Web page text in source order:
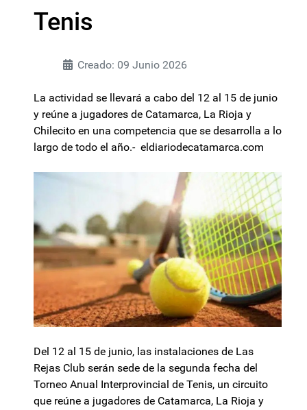
Tenis
Creado: 09 Junio 2026
La actividad se llevará a cabo del 12 al 15 de junio
y reúne a jugadores de Catamarca, La Rioja y
Chilecito en una competencia que se desarrolla a lo
largo de todo el año.- eldiariodecatamarca.com
Del 12 al 15 de junio, las instalaciones de Las
Rejas Club serán sede de la segunda fecha del
Torneo Anual Interprovincial de Tenis, un circuito
que reúne a jugadores de Catamarca, La Rioja y